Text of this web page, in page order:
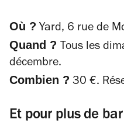
Où ? Yard, 6 rue de
Quand ? Tous les
décembre.
Combien ? 30 €.
Et pour plus de